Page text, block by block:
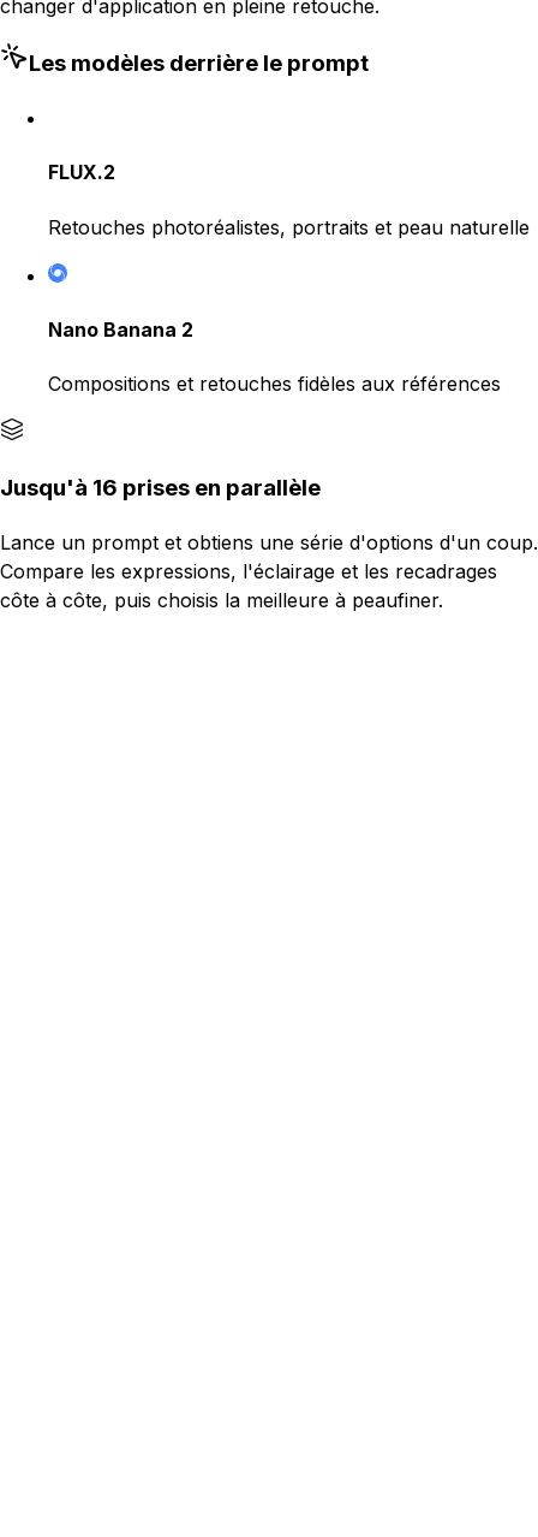
changer d'application en pleine retouche.
Les modèles derrière le prompt
FLUX.2
Retouches photoréalistes, portraits et peau naturelle
Nano Banana 2
Compositions et retouches fidèles aux références
Jusqu'à 16 prises en parallèle
Lance un prompt et obtiens une série d'options d'un coup.
Compare les expressions, l'éclairage et les recadrages
côte à côte, puis choisis la meilleure à peaufiner.